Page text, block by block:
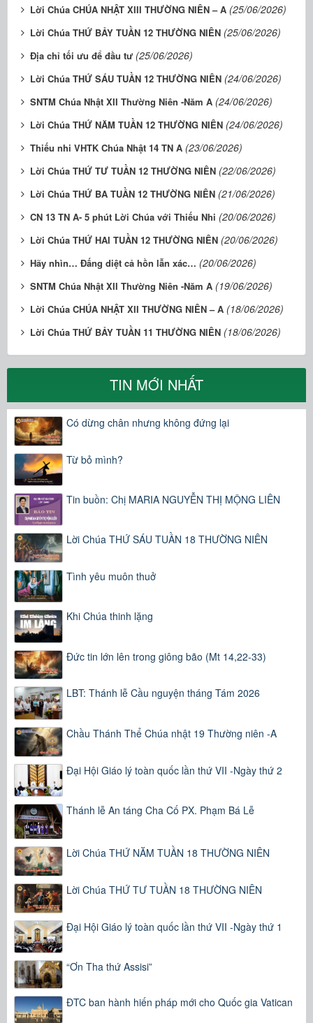
Lời Chúa CHÚA NHẬT XIII THƯỜNG NIÊN – A (25/06/2026)
Lời Chúa THỨ BẢY TUẦN 12 THƯỜNG NIÊN (25/06/2026)
Địa chỉ tối ưu để đầu tư (25/06/2026)
Lời Chúa THỨ SÁU TUẦN 12 THƯỜNG NIÊN (24/06/2026)
SNTM Chúa Nhật XII Thường Niên -Năm A (24/06/2026)
Lời Chúa THỨ NĂM TUẦN 12 THƯỜNG NIÊN (24/06/2026)
Thiếu nhi VHTK Chúa Nhật 14 TN A (23/06/2026)
Lời Chúa THỨ TƯ TUẦN 12 THƯỜNG NIÊN (22/06/2026)
Lời Chúa THỨ BA TUẦN 12 THƯỜNG NIÊN (21/06/2026)
CN 13 TN A- 5 phút Lời Chúa với Thiếu Nhi (20/06/2026)
Lời Chúa THỨ HAI TUẦN 12 THƯỜNG NIÊN (20/06/2026)
Hãy nhìn… Đấng diệt cả hồn lẫn xác… (20/06/2026)
SNTM Chúa Nhật XII Thường Niên -Năm A (19/06/2026)
Lời Chúa CHÚA NHẬT XII THƯỜNG NIÊN – A (18/06/2026)
Lời Chúa THỨ BẢY TUẦN 11 THƯỜNG NIÊN (18/06/2026)
TIN MỚI NHẤT
Có dừng chân nhưng không đứng lại
Từ bỏ mình?
Tin buồn: Chị MARIA NGUYỄN THỊ MỘNG LIÊN
Lời Chúa THỨ SÁU TUẦN 18 THƯỜNG NIÊN
Tình yêu muôn thuở
Khi Chúa thinh lặng
Đức tin lớn lên trong giông bão (Mt 14,22-33)
LBT: Thánh lễ Cầu nguyện tháng Tám 2026
Chầu Thánh Thể Chúa nhật 19 Thường niên -A
Đại Hội Giáo lý toàn quốc lần thứ VII -Ngày thứ 2
Thánh lễ An táng Cha Cố PX. Phạm Bá Lễ
Lời Chúa THỨ NĂM TUẦN 18 THƯỜNG NIÊN
Lời Chúa THỨ TƯ TUẦN 18 THƯỜNG NIÊN
Đại Hội Giáo lý toàn quốc lần thứ VII -Ngày thứ 1
“Ơn Tha thứ Assisi”
ĐTC ban hành hiến pháp mới cho Quốc gia Vatican